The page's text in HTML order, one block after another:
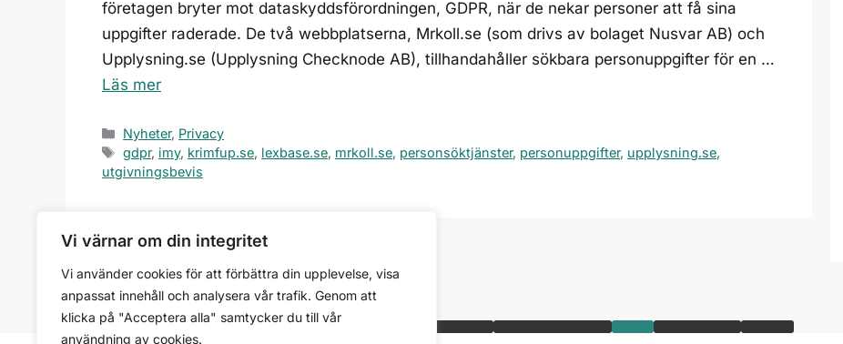
Vi värnar om din integritet
Vi använder cookies för att förbättra din upplevelse, visa
anpassat innehåll och analysera vår trafik. Genom att
klicka på "Acceptera alla" samtycker du till vår
användning av cookies.
företagen bryter mot dataskyddsförordningen, GDPR, när de nekar personer att få sina
uppgifter raderade. De två webbplatserna, Mrkoll.se (som drivs av bolaget Nusvar AB) och
Upplysning.se (Upplysning Checknode AB), tillhandahåller sökbara personuppgifter för en …
Läs mer
Kategorier
Nyheter, Privacy
Etiketter
gdpr, imy, krimfup.se, lexbase.se, mrkoll.se, personsöktjänster, personuppgifter, upplysning.se,
utgivningsbevis